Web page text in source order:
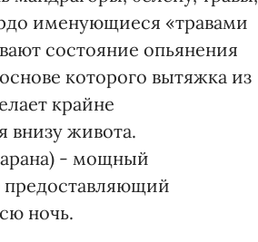
именующиеся «травами
состояние опьянения
которого вытяжка из
крайне
внизу живота.
- мощный
ночь.